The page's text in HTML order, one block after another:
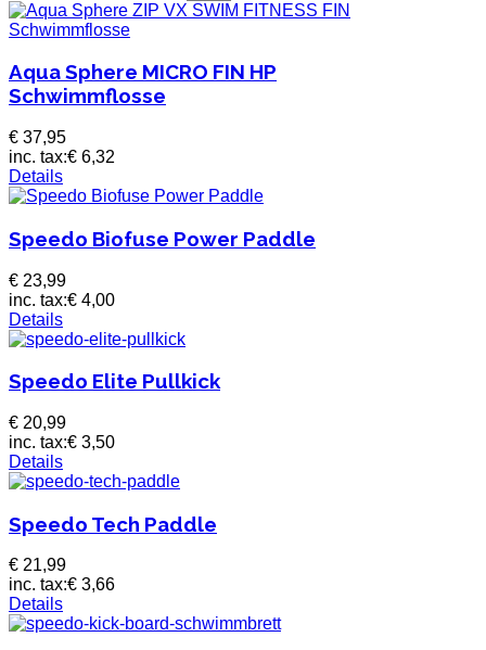
Aqua Sphere MICRO FIN HP
Schwimmflosse
€ 37,95
inc. tax:€ 6,32
Details
Speedo Biofuse Power Paddle
€ 23,99
inc. tax:€ 4,00
Details
Speedo Elite Pullkick
€ 20,99
inc. tax:€ 3,50
Details
Speedo Tech Paddle
€ 21,99
inc. tax:€ 3,66
Details